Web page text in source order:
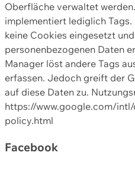
Oberfläche verwaltet
implementiert lediglich
keine Cookies eingesetzt
personenbezogenen Daten
Manager löst andere Tags
erfassen. Jedoch greift der
auf diese Daten zu.
https://www.google.com/
policy.html
Facebook